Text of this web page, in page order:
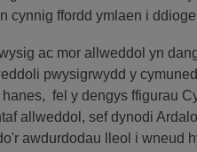
cynnig ffordd ymlaen i
ac mor allweddol yn
pwysigrwydd y
fel y dengys ffigurau
allweddol, sef dynodi
awdurdodau lleol i wneud